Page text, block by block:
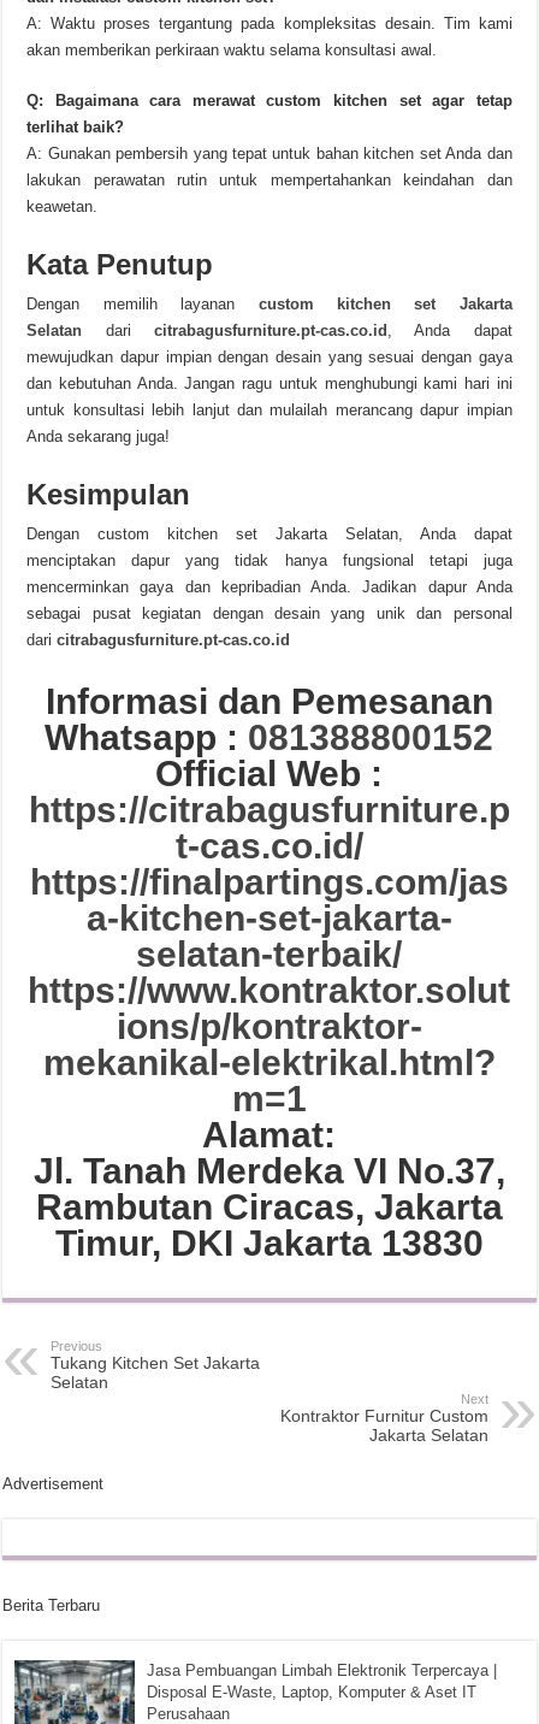
A: Waktu proses tergantung pada kompleksitas desain. Tim kami
akan memberikan perkiraan waktu selama konsultasi awal.
Q: Bagaimana cara merawat custom kitchen set agar tetap
terlihat baik?
A: Gunakan pembersih yang tepat untuk bahan kitchen set Anda dan
lakukan perawatan rutin untuk mempertahankan keindahan dan
keawetan.
Kata Penutup
Dengan memilih layanan custom kitchen set Jakarta
Selatan
daricitrabagusfurniture.pt-cas.co.id , Anda dapat
mewujudkan dapur impian dengan desain yang sesuai dengan gaya
dan kebutuhan Anda. Jangan ragu untuk menghubungi kami hari ini
untuk konsultasi lebih lanjut dan mulailah merancang dapur impian
Anda sekarang juga!
Kesimpulan
Dengan custom kitchen set Jakarta Selatan, Anda dapat
menciptakan dapur yang tidak hanya fungsional tetapi juga
mencerminkan gaya dan kepribadian Anda. Jadikan dapur Anda
sebagai pusat kegiatan dengan desain yang unik dan personal
daricitrabagusfurniture.pt-cas.co.id
Informasi dan Pemesanan
Whatsapp : 081388800152
Official Web :
https://citrabagusfurniture.p
t-cas.co.id/
https://finalpartings.com/jas
a-kitchen-set-jakarta-
selatan-terbaik/
https://www.kontraktor.solut
ions/p/kontraktor-
mekanikal-elektrikal.html?
m=1
Alamat:
Jl. Tanah Merdeka VI No.37,
Rambutan Ciracas, Jakarta
Timur, DKI Jakarta 13830
Previous
Tukang Kitchen Set Jakarta
Selatan
Next
Kontraktor Furnitur Custom
Jakarta Selatan
Advertisement
Berita Terbaru
Jasa Pembuangan Limbah Elektronik Terpercaya |
Disposal E-Waste, Laptop, Komputer & Aset IT
Perusahaan